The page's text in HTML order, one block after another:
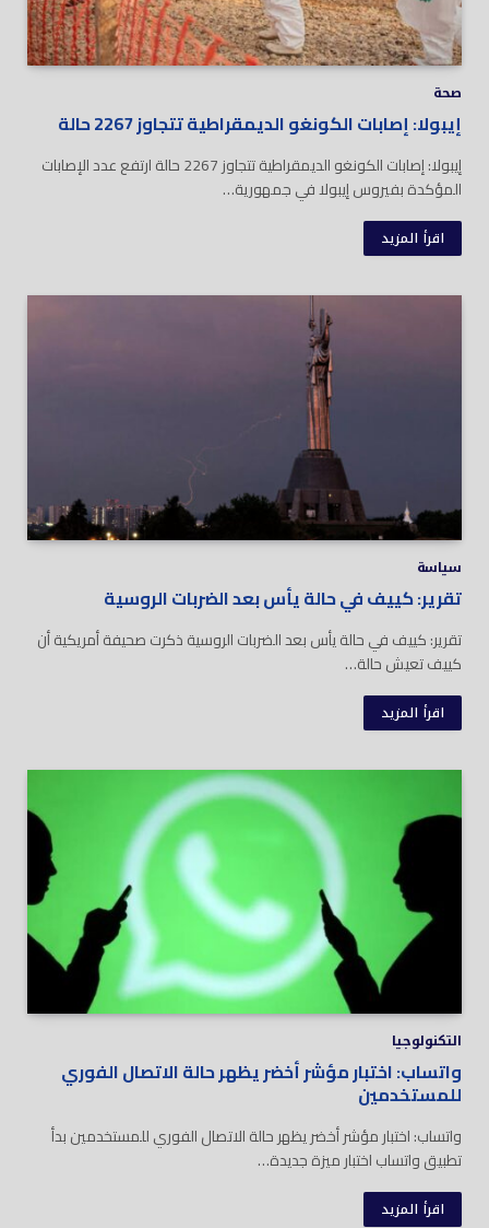
صحة
إيبولا: إصابات الكونغو الديمقراطية تتجاوز 2267 حالة
إيبولا: إصابات الكونغو الديمقراطية تتجاوز 2267 حالة ارتفع عدد الإصابات
المؤكدة بفيروس إيبولا في جمهورية…
اقرأ المزيد
سياسة
تقرير: كييف في حالة يأس بعد الضربات الروسية
تقرير: كييف في حالة يأس بعد الضربات الروسية ذكرت صحيفة أمريكية أن
كييف تعيش حالة…
اقرأ المزيد
التكنولوجيا
واتساب: اختبار مؤشر أخضر يظهر حالة الاتصال الفوري
للمستخدمين
واتساب: اختبار مؤشر أخضر يظهر حالة الاتصال الفوري للمستخدمين بدأ
تطبيق واتساب اختبار ميزة جديدة…
اقرأ المزيد